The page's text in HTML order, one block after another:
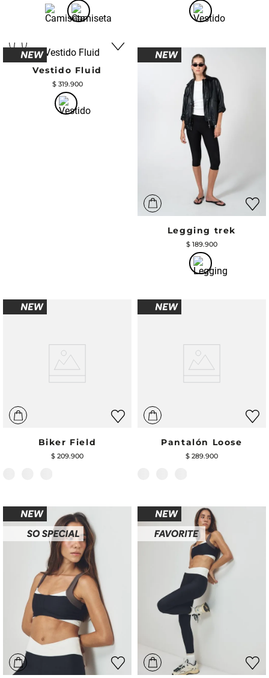
Vestido Fluid
$ 319.900
Legging trek
$ 189.900
Biker Field
$ 209.900
Pantalón Loose
$ 289.900